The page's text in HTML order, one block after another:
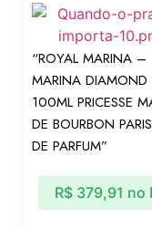
“ROYAL MARINA –
MARINA DIAMOND
100ML PRICESSE
DE BOURBON
DE PARFUM”
R$379,91 no